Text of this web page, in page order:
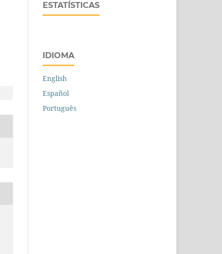
ESTATÍSTICAS
IDIOMA
English
Español
Português